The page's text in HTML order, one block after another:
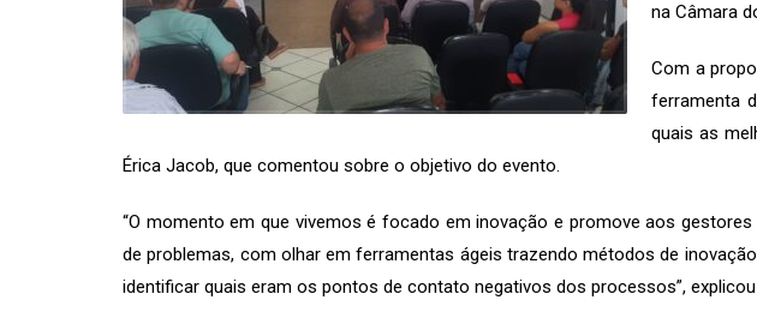
na Câmara
Com a
ferramenta
quais as
Érica Jacob, que comentou sobre o objetivo do evento.
“O momento em que vivemos é focado em inovação e promove aos
de problemas, com olhar em ferramentas ágeis trazendo métodos de
identificar quais eram os pontos de contato negativos dos processos”,